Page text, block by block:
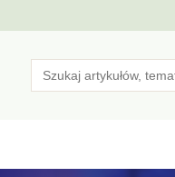
Search
for: